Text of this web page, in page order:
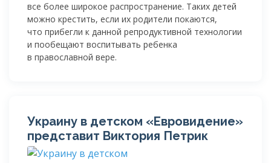
все более широкое распространение. Таких детей
можно крестить, если их родители покаются,
что прибегли к данной репродуктивной технологии
и пообещают воспитывать ребенка
в православной вере.
Украину в детском «Евровидение»
представит Виктория Петрик